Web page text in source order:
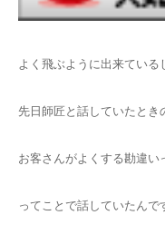
よく飛ぶように出来ている
先日師匠と話していたとき
お客さんがよくする勘違い
ってことで話していたんで